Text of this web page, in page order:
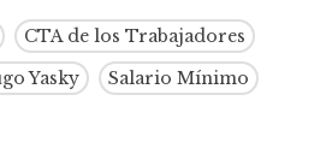
CTA de los Trabajadores
Yasky Salario Mínimo